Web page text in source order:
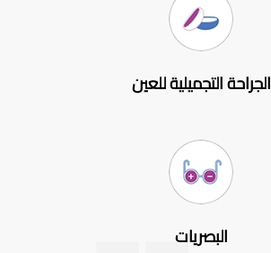
الجراحة التجميلية للعين
البصريات